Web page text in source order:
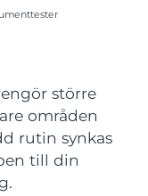
större
områden
rutin synkas
till din